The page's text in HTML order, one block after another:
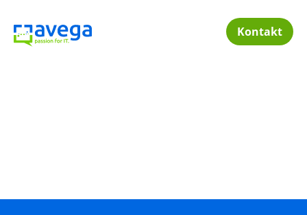
Kontakt
Mit einer klaren digitalen